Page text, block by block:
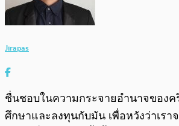
Jirapas
ชื่นชอบในความกระจายอำนาจของค
ศึกษาและลงทุนกับมัน เพื่อหวังว่าเรา